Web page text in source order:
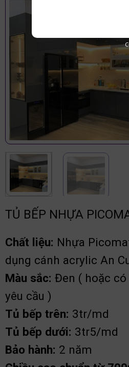
TỦ BẾP NHỰA
Chất liệu: Nhựa
dụng cánh acrylic An
Màu sắc: Đen ( hoặc
yêu cầu )
Tủ bếp trên: 3tr/md
Tủ bếp dưới: 3tr5/md
Bảo hành: 2 năm